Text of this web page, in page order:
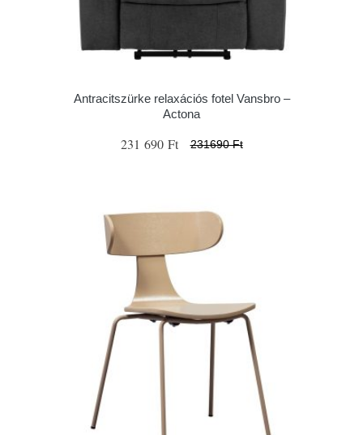
Antracitszürke relaxációs fotel Vansbro –
Actona
231 690 Ft 231690 Ft